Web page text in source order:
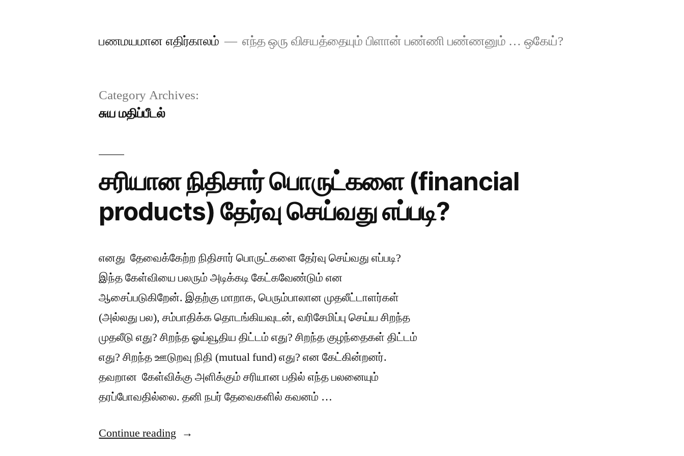
பணமயமான எதிர்காலம் எந்த ஒரு விசயத்தையும் பிளான் பண்ணி பண்ணனும் … ஒகேய்?
Category Archives:
சுய மதிப்பீடல்
சரியான நிதிசார் பொருட்களை (financial
products) தேர்வு செய்வது எப்படி?
எனது தேவைக்கேற்ற நிதிசார் பொருட்களை தேர்வு செய்வது எப்படி?
இந்த கேள்வியை பலரும் அடிக்கடி கேட்கவேண்டும் என
ஆசைப்படுகிறேன். இதற்கு மாறாக, பெரும்பாலான முதலீட்டாளர்கள்
(அல்லது பல), சம்பாதிக்க தொடங்கியவுடன், வரிசேமிப்பு செய்ய சிறந்த
முதலீடு எது? சிறந்த ஓய்வூதிய திட்டம் எது? சிறந்த குழந்தைகள் திட்டம்
எது? சிறந்த ஊடுறவு நிதி (mutual fund) எது? என கேட்கின்றனர்.
தவறான கேள்விக்கு அளிக்கும் சரியான பதில் எந்த பலனையும்
தரப்போவதில்லை. தனி நபர் தேவைகளில் கவனம் …
Continue reading “சரியான